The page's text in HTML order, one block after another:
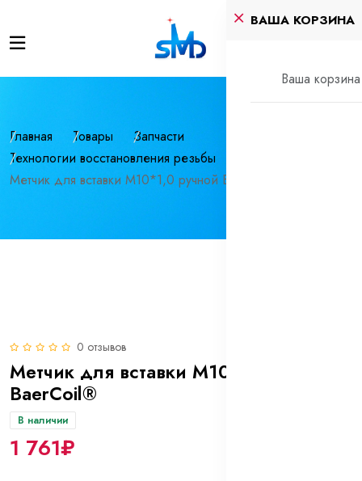
ВАША КОРЗИНА
Ваша корзина
Главная Товары
Запчасти
Технологии восстановления резьбы
Метчик для вставки М10*1,0 ручной BaerCoil®
0 отзывов
Метчик для вставки М10*1,0 ручной
BaerCoil®
В наличии
1 761₽